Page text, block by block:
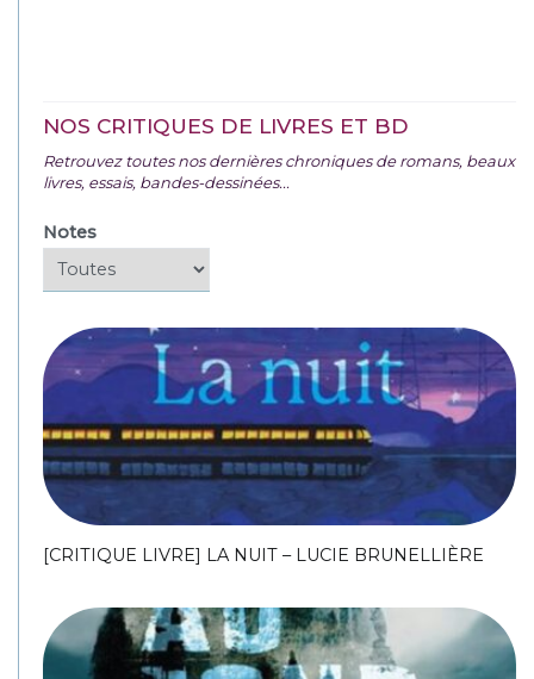
NOS CRITIQUES DE LIVRES ET BD
Retrouvez toutes nos dernières chroniques de romans, beaux
livres, essais, bandes-dessinées...
Notes
[CRITIQUE LIVRE] LA NUIT – LUCIE BRUNELLIÈRE